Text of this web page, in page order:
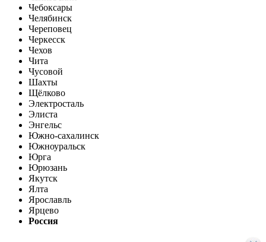
Чебоксары
Челябинск
Череповец
Черкесск
Чехов
Чита
Чусовой
Шахты
Щёлково
Электросталь
Элиста
Энгельс
Южно-сахалинск
Южноуральск
Юрга
Юрюзань
Якутск
Ялта
Ярославль
Ярцево
Россия